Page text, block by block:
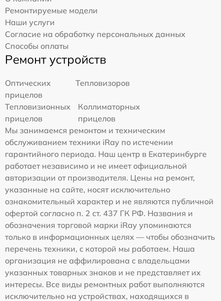
Ремонтируемые модели
Наши услуги
Согласие на обработку персональных данных
Способы оплаты
Ремонт устройств
Оптических
прицелов
Тепловизоров
Тепловизионных
прицелов
Коллиматорных
прицелов
Мы занимаемся ремонтом и техническим
обслуживанием техники iRay по истечении
гарантийного периода. Наш центр в Екатеринбурге
работает независимо и не имеет официальной
авторизации от производителя. Цены на ремонт,
указанные на сайте, носят исключительно
ознакомительный характер и не являются публичной
офертой согласно п. 2 ст. 437 ГК РФ. Названия и
обозначения торговой марки iRay упоминаются
только в информационных целях — чтобы обозначить
перечень техники, с которой мы работаем. Наша
организация не аффилирована с владельцами
указанных товарных знаков и не представляет их
интересы. Все виды ремонтных работ выполняются
исключительно на устройствах, находящихся в